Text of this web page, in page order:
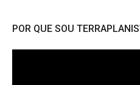
POR QUE SOU